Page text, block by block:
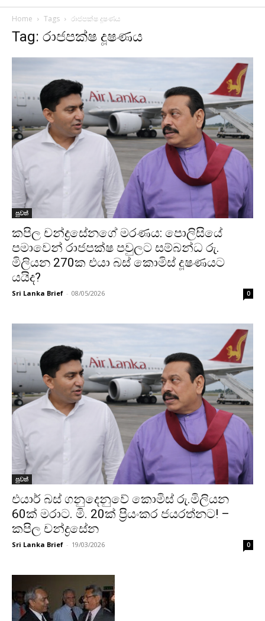
Home Tags රාජපක්ෂ දූෂණය
Tag: රාජපක්ෂ දූෂණය
පුවත්
කපිල චන්ද්‍රසේනගේ මරණය: පොලිසියේ
පමාවෙන් රාජපක්ෂ පවුලට සම්බන්ධ රු.
මිලියන 270ක එයා බස් කොමිස් දූෂණයට
යයිද?
Sri Lanka Brief - 08/05/2026 0
පුවත්
එයාර් බස් ගනුද‍ෙනුවේ කොමිස් රු.මිලියන
60ක් මරාට. මි. 20ක් ප්‍රියංකර ජයරත්නට! –
කපිල චන්ද්‍රසේන
Sri Lanka Brief - 19/03/2026 0